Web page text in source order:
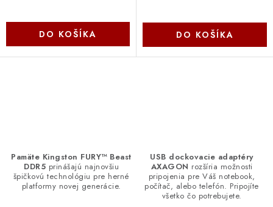
DO KOŠÍKA DO KOŠÍKA
dPamäte Kingston FURY™ Beast
DDR5 prinášajú najnovšiu
špičkovú technológiu pre herné
platformy novej generácie.
USB dockovacie adaptéry
AXAGON rozšíria možnosti
pripojenia pre Váš notebook,
počítač, alebo telefón. Pripojíte
všetko čo potrebujete.